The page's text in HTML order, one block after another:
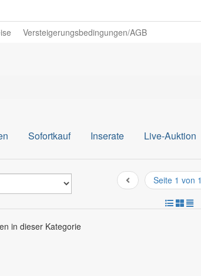
Versteigerungsbedingungen/AGB
Sofortkauf Inserate Live-Auktion
Seite 1 von 1
in dieser Kategorie